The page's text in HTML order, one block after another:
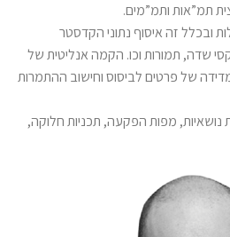
תמ”אות ותמ”מים.
ובכלל זה איסוף נתוני הקדסטר
שדה, תמורות וכו. הקמה אנליטית של
של פרטים לביסוס וחישוב ההתמרות
נושאיות, מפות הפקעה, תכניות חלוקה,